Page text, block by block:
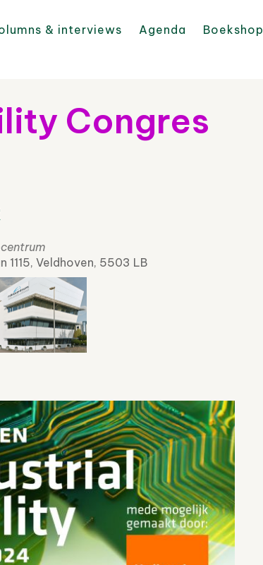
& interviews Agenda Boekshop
Congres
iCalendar
1115, Veldhoven, 5503 LB